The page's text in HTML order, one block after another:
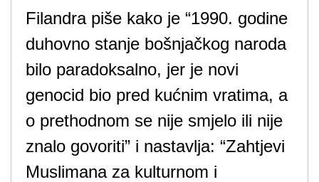
Filandra piše kako je “1990. godine
duhovno stanje bošnjačkog naroda
bilo paradoksalno, jer je novi
genocid bio pred kućnim vratima, a
o prethodnom se nije smjelo ili nije
znalo govoriti” i nastavlja: “Zahtjevi
Muslimana za kulturnom i